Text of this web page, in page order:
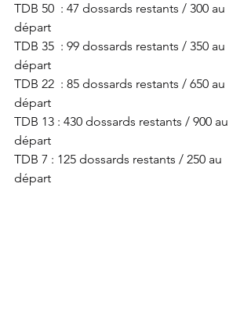
TDB 50  : 47 dossards restants / 300 au
départ
TDB 35  : 99 dossards restants / 350 au
départ
TDB 22  : 85 dossards restants / 650 au
départ
TDB 13 : 430 dossards restants / 900 au
départ
TDB 7 : 125 dossards restants / 250 au
départ